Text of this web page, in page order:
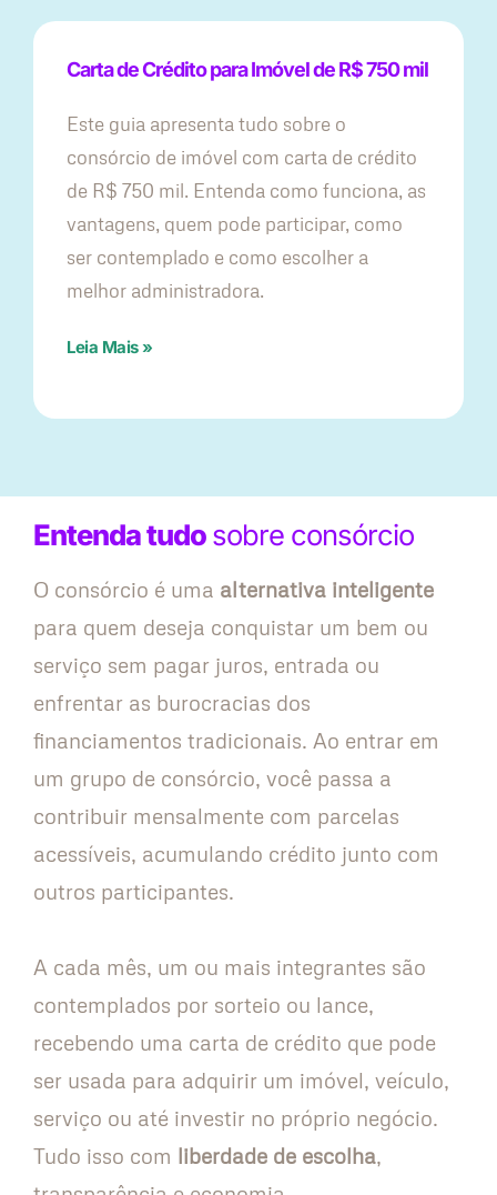
Carta de Crédito para Imóvel de R$ 750 mil
Este guia apresenta tudo sobre o
consórcio de imóvel com carta de crédito
de R$ 750 mil. Entenda como funciona, as
vantagens, quem pode participar, como
ser contemplado e como escolher a
melhor administradora.
Leia Mais »
Entenda tudosobre consórcio
O consórcio é uma alternativa inteligente
para quem deseja conquistar um bem ou
serviço sem pagar juros, entrada ou
enfrentar as burocracias dos
financiamentos tradicionais. Ao entrar em
um grupo de consórcio, você passa a
contribuir mensalmente com parcelas
acessíveis, acumulando crédito junto com
outros participantes.
A cada mês, um ou mais integrantes são
contemplados por sorteio ou lance,
recebendo uma carta de crédito que pode
ser usada para adquirir um imóvel, veículo,
serviço ou até investir no próprio negócio.
Tudo isso com liberdade de escolha,